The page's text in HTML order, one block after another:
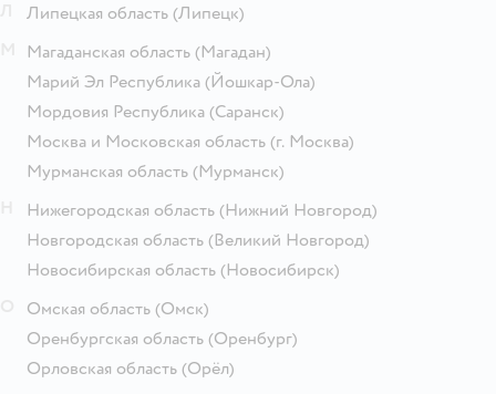
Липецкая область (Липецк)
Магаданская область (Магадан)
Марий Эл Республика (Йошкар-Ола)
Мордовия Республика (Саранск)
Москва и Московская область (г. Москва)
Мурманская область (Мурманск)
Нижегородская область (Нижний Новгород)
Новгородская область (Великий Новгород)
Новосибирская область (Новосибирск)
Омская область (Омск)
Оренбургская область (Оренбург)
Орловская область (Орёл)